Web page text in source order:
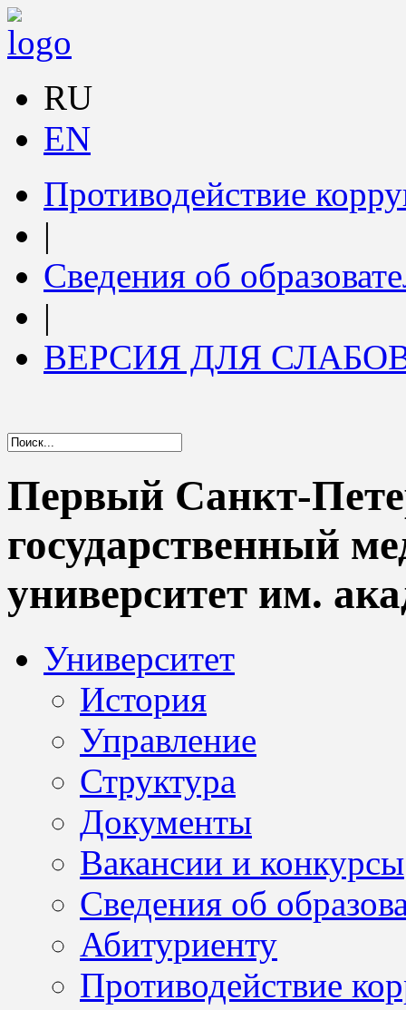
RU
EN
Противодействие
|
Сведения об
|
ВЕРСИЯ ДЛЯ
Первый Санкт-
государственный
университет им.
Университет
История
Управление
Структура
Документы
Вакансии и конкурсы
Сведения об
Абитуриенту
Противодействие